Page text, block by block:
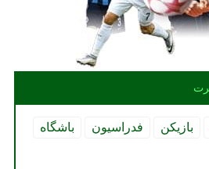
بازیكن فدراسیون
باشگاه